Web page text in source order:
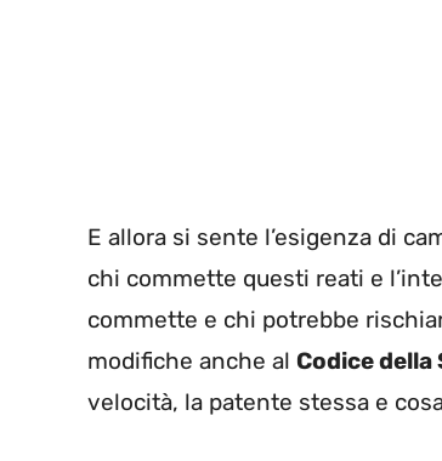
E allora si sente l’esigenza di
chi commette questi reati e
commette e chi potrebbe
modifiche anche al Codice della
velocità, la patente stessa e